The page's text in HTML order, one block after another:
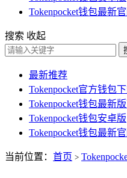
Tokenpocket钱包最新官
搜索 收起
最新推荐
Tokenpocket官方钱包
Tokenpocket钱包最新
Tokenpocket钱包安卓版
Tokenpocket钱包最新官
当前位置： 首页 >